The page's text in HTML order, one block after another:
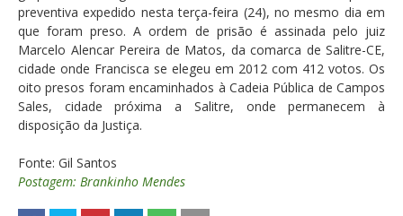
preventiva expedido nesta terça-feira (24), no mesmo dia em
que foram preso. A ordem de prisão é assinada pelo juiz
Marcelo Alencar Pereira de Matos, da comarca de Salitre-CE,
cidade onde Francisca se elegeu em 2012 com 412 votos. Os
oito presos foram encaminhados à Cadeia Pública de Campos
Sales, cidade próxima a Salitre, onde permanecem à
disposição da Justiça.
Fonte: Gil Santos
Postagem: Brankinho Mendes